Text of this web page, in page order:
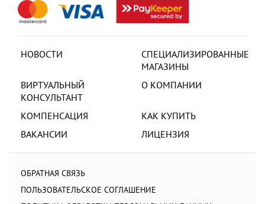
НОВОСТИ
СПЕЦИАЛИЗИРОВАННЫЕ
МАГАЗИНЫ
ВИРТУАЛЬНЫЙ
КОНСУЛЬТАНТ
О КОМПАНИИ
КОМПЕНСАЦИЯ
КАК КУПИТЬ
ВАКАНСИИ
ЛИЦЕНЗИЯ
ОБРАТНАЯ СВЯЗЬ
ПОЛЬЗОВАТЕЛЬСКОЕ СОГЛАШЕНИЕ